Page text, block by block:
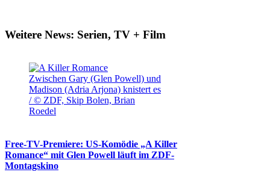
Weitere News: Serien, TV + Film
Zwischen Gary (Glen Powell) und
Madison (Adria Arjona) knistert es
/ © ZDF, Skip Bolen, Brian
Roedel
Free-TV-Premiere: US-Komödie „A Killer
Romance“ mit Glen Powell läuft im ZDF-
Montagskino